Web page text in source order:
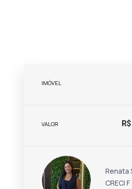
IMÓVEL
VALOR
Renata
CRECI